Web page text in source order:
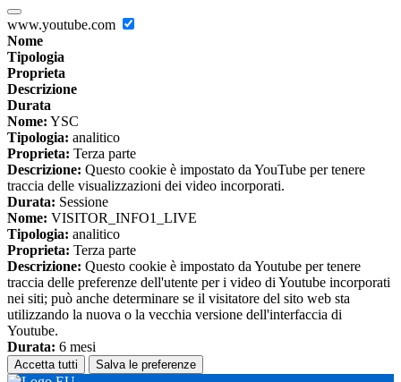
www.youtube.com
Nome
Tipologia
Proprieta
Descrizione
Durata
Nome: YSC
Tipologia: analitico
Proprieta: Terza parte
Descrizione: Questo cookie è impostato da YouTube per tenere
traccia delle visualizzazioni dei video incorporati.
Durata: Sessione
Nome: VISITOR_INFO1_LIVE
Tipologia: analitico
Proprieta: Terza parte
Descrizione: Questo cookie è impostato da Youtube per tenere
traccia delle preferenze dell'utente per i video di Youtube incorporati
nei siti; può anche determinare se il visitatore del sito web sta
utilizzando la nuova o la vecchia versione dell'interfaccia di
Youtube.
Durata: 6 mesi
Accetta tutti Salva le preferenze